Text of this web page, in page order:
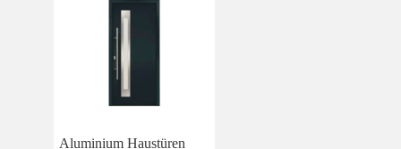
Aluminium Haustüren